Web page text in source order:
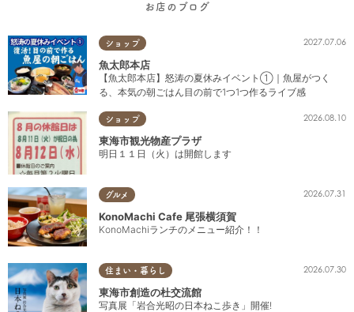
お店のブログ
ショップ 2027.07.06
魚太郎本店
【魚太郎本店】怒涛の夏休みイベント①｜魚屋がつく
る、本気の朝ごはん目の前で1つ1つ作るライブ感
ショップ 2026.08.10
東海市観光物産プラザ
明日１１日（火）は開館します
グルメ 2026.07.31
KonoMachi Cafe 尾張横須賀
KonoMachiランチのメニュー紹介！！
住まい・暮らし 2026.07.30
東海市創造の杜交流館
写真展「岩合光昭の日本ねこ歩き」開催!